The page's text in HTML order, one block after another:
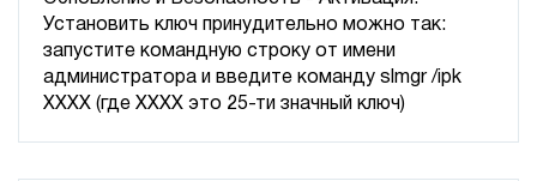
Установить ключ принудительно можно так:
запустите командную строку от имени
администратора и введите команду slmgr /ipk
XXXX (где XXXX это 25-ти значный ключ)